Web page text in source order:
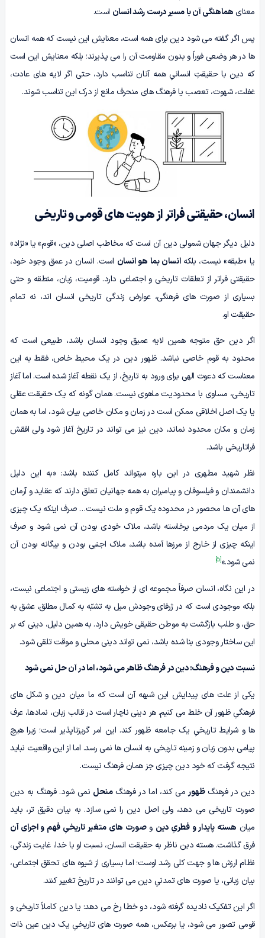
معنایهماهنگی آن با مسیر درست رشد انسان است.
پس اگر گفته می شود دین برای همه است، معنایش این نیست که همه انسان
ها در هر وضعی فوراً و بدون مقاومت آن را می پذیرند؛ بلکه معنایش این است
که دین با حقیقتِ انسانیِ همه آنان تناسب دارد، حتی اگر لایه های عادت،
غفلت، شهوت، تعصب یا فرهنگ های منحرف مانع از درک این تناسب شوند.
انسان، حقیقتی فراتر از هویت های قومی و تاریخی
دلیل دیگر جهان شمولی دین آن است که مخاطب اصلی دین، «قوم» یا «نژاد»
یا «طبقه» نیست، بلکهانسان بما هو انسان است. انسان در عمق وجود خود،
حقیقتی فراتر از تعلقات تاریخی و اجتماعی دارد. قومیت، زبان، منطقه و حتی
بسیاری از صورت های فرهنگی، عوارض زندگی تاریخی انسان اند، نه تمام
حقیقت او.
اگر دین حق متوجه همین لایه عمیق وجود انسان باشد، طبیعی است که
محدود به قوم خاصی نباشد. ظهور دین در یک محیط خاص، فقط به این
معناست که دعوت الهی برای ورود به تاریخ، از یک نقطه آغاز شده است. اما آغاز
تاریخی، مساوی با محدودیت ماهوی نیست. همان گونه که یک حقیقت عقلی
یا یک اصل اخلاقی ممکن است در زمان و مکان خاصی بیان شود، اما به همان
زمان و مکان محدود نماند، دین نیز می تواند در تاریخ آغاز شود ولی افقش
فراتاریخی باشد.
نظر شهید مطهری در این باره میتواند کامل کننده باشد: «به این دلیل
دانشمندان و فیلسوفان و پیامبران به همه جهانیان تعلق دارند که عقاید و آرمان
های آن ها محصور در محدوده یک قوم و ملت نیست… صرف اینکه یک چیزی
از میان یک مردمی برخاسته باشد، ملاک خودی بودن آن نمی شود و صرف
اینکه چیزی از خارج از مرزها آمده باشد، ملاک اجنبی بودن و بیگانه بودن آن
نمی شود.»[5]
در این نگاه، انسان صرفاً مجموعه ای از خواسته های زیستی و اجتماعی نیست،
بلکه موجودی است که در ژرفای وجودش میل به تشبّه به کمال مطلق، عشق به
حق، و طلب بازگشت به موطن حقیقی خویش دارد. به همین دلیل، دینی که بر
این ساختار وجودی بنا شده باشد، نمی تواند دینی محلی و موقت تلقی شود.
نسبت دین و فرهنگ: دین در فرهنگ ظاهر می شود، اما در آن حل نمی شود
یکی از علت های پیدایش این شبهه آن است که ما میان دین و شکل های
فرهنگیِ ظهور آن خلط می کنیم. هر دینی ناچار است در قالب زبان، نمادها، عرف
ها و شرایط تاریخیِ یک جامعه ظهور کند. این امر گریزناپذیر است؛ زیرا هیچ
پیامی بدون زبان و زمینه تاریخی به انسان ها نمی رسد. اما از این واقعیت نباید
نتیجه گرفت که خود دین چیزی جز همان فرهنگ نیست.
دین در فرهنگظهورمی کند، اما در فرهنگمنحل نمی شود. فرهنگ به دین
صورت تاریخی می دهد، ولی اصل دین را نمی سازد. به بیان دقیق تر، باید
میان هسته پایدار و فطریِ دین وصورت های متغیر تاریخیِ فهم و اجرای آن
فرق گذاشت. هسته دین ناظر به حقیقت انسان، نسبت او با خدا، غایت زندگی،
نظام ارزش ها و جهت کلی رشد اوست؛ اما بسیاری از شیوه های تحقق اجتماعی،
بیان زبانی، یا صورت های تمدنیِ دین می توانند در تاریخ تغییر کنند.
اگر این تفکیک نادیده گرفته شود، دو خطا رخ می دهد: یا دین کاملاً تاریخی و
قومی تصور می شود، یا برعکس، همه صورت های تاریخیِ یک دین عین ذات